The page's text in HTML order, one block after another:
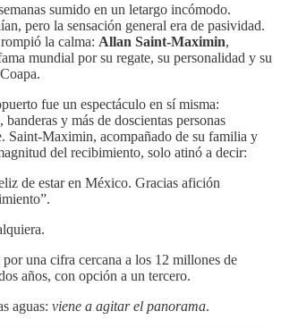
sumido en un letargo incómodo.
pero la sensación general era de pasividad.
la calma: Allan Saint-Maximin,
mundial por su regate, su personalidad y su
fue un espectáculo en sí misma:
banderas y más de doscientas personas
Saint-Maximin, acompañado de su familia y
del recibimiento, solo atinó a decir:
de estar en México. Gracias afición
una cifra cercana a los 12 millones de
años, con opción a un tercero.
aguas: viene a agitar el panorama.